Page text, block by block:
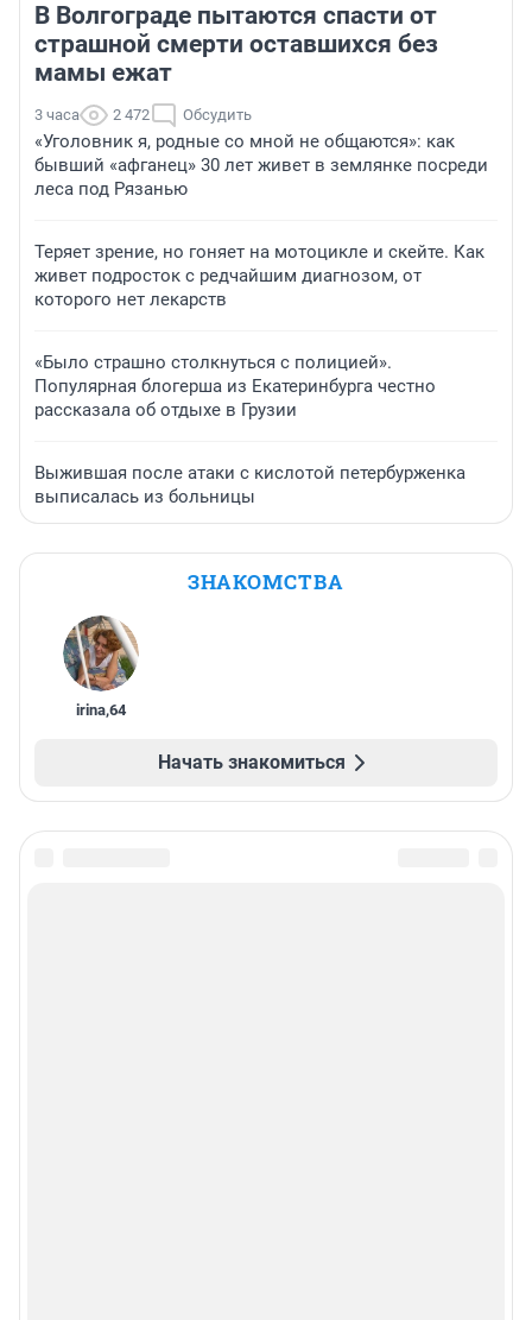
В Волгограде пытаются спасти от
страшной смерти оставшихся без
мамы ежат
3 часа 2 472 Обсудить
«Уголовник я, родные со мной не общаются»: как
бывший «афганец» 30 лет живет в землянке посреди
леса под Рязанью
Теряет зрение, но гоняет на мотоцикле и скейте. Как
живет подросток с редчайшим диагнозом, от
которого нет лекарств
«Было страшно столкнуться с полицией».
Популярная блогерша из Екатеринбурга честно
рассказала об отдыхе в Грузии
Выжившая после атаки с кислотой петербурженка
выписалась из больницы
ЗНАКОМСТВА
irina,64
Начать знакомиться